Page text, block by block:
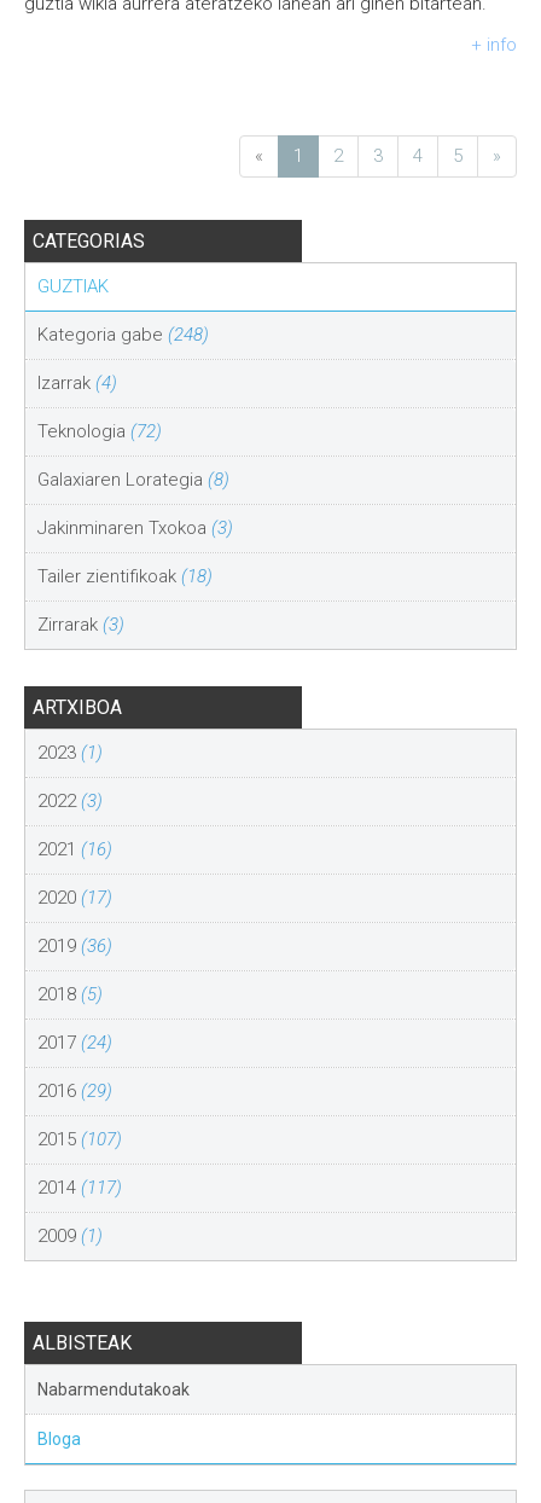
+ info
« 1 2 3 4 5 »
CATEGORIAS
GUZTIAK
Kategoria gabe (248)
Izarrak (4)
Teknologia (72)
Galaxiaren Lorategia (8)
Jakinminaren Txokoa (3)
Tailer zientifikoak (18)
Zirrarak (3)
ARTXIBOA
2023 (1)
2022(3)
2021 (16)
2020 (17)
2019 (36)
2018 (5)
2017 (24)
2016 (29)
2015 (107)
2014 (117)
2009 (1)
ALBISTEAK
Nabarmendutakoak
Bloga